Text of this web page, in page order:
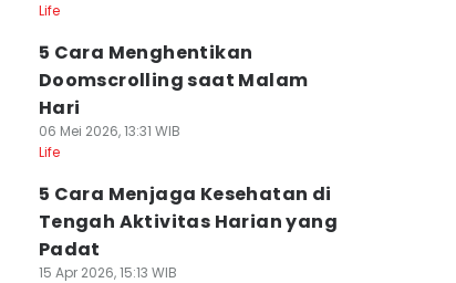
Life
5 Cara Menghentikan
Doomscrolling saat Malam
Hari
06 Mei 2026, 13:31 WIB
Life
5 Cara Menjaga Kesehatan di
Tengah Aktivitas Harian yang
Padat
15 Apr 2026, 15:13 WIB